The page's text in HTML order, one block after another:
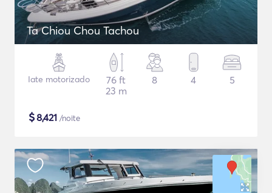
Ta Chiou Chou Tachou
Iate motorizado
76 ft
23 m
8 4 5
$8,421 /noite